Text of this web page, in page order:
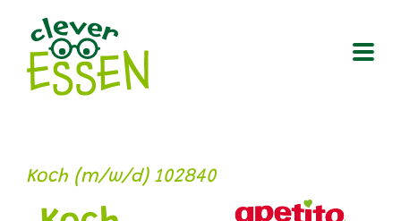
Inhalt
springen
Koch (m/w/d) 102840